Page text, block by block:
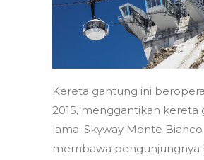
Kereta gantung ini
2015, menggantikan kereta
lama. Skyway Monte Bianco
membawa pengunjungnya